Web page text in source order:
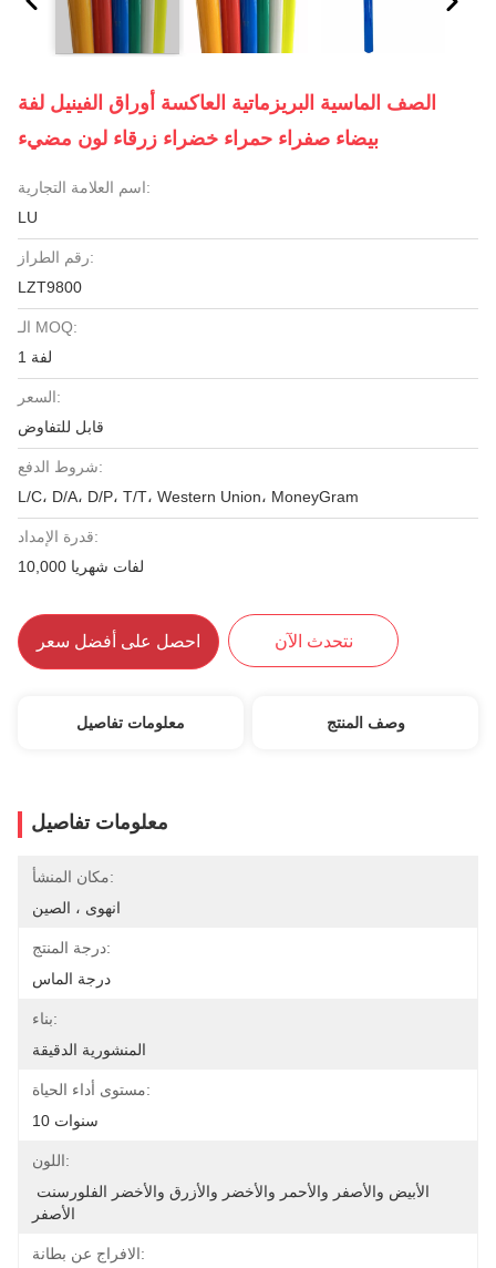
الصف الماسية البريزماتية العاكسة أوراق الفينيل لفة
بيضاء صفراء حمراء خضراء زرقاء لون مضيء
اسم العلامة التجارية:
LU
رقم الطراز:
LZT9800
الـ MOQ:
1 لفة
السعر:
قابل للتفاوض
شروط الدفع:
L/C، D/A، D/P، T/T، Western Union، MoneyGram
قدرة الإمداد:
10,000 لفات شهريا
احصل على أفضل سعر نتحدث الآن
معلومات تفاصيل وصف المنتج
معلومات تفاصيل
مكان المنشأ:
انهوى ، الصين
درجة المنتج:
درجة الماس
بناء:
المنشورية الدقيقة
مستوى أداء الحياة:
10 سنوات
اللون:
الأصفر
الافراج عن بطانة: